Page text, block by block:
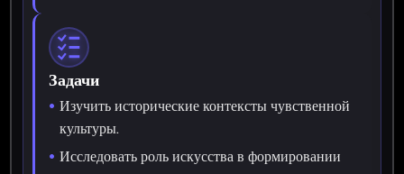
Задачи
Изучить исторические контексты чувственной
культуры.
Исследовать роль искусства в формировании